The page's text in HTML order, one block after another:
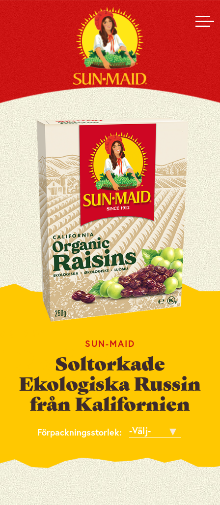
SUN-MAID
Soltorkade
Ekologiska Russin
från Kalifornien
Förpackningsstorlek: Förpackningsstorlek